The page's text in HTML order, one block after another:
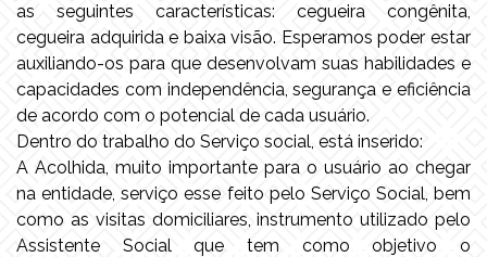
as seguintes características: cegueira congênita,
cegueira adquirida e baixa visão. Esperamos poder estar
auxiliando-os para que desenvolvam suas habilidades e
capacidades com independência, segurança e eficiência
de acordo com o potencial de cada usuário.
Dentro do trabalho do Serviço social, está inserido:
A Acolhida, muito importante para o usuário ao chegar
na entidade, serviço esse feito pelo Serviço Social, bem
como as visitas domiciliares, instrumento utilizado pelo
Assistente Social que tem como objetivo o